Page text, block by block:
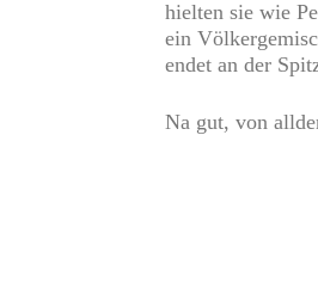
hielten sie wie
ein
endet an der
Na gut, von